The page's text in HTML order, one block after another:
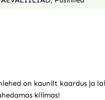
on kaunilt kaardus ja
kliimas!